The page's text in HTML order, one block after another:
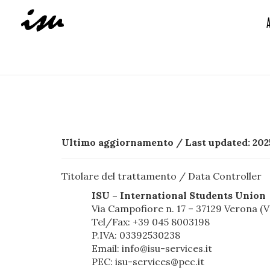
Ultimo aggiornamento / Last updated:
Titolare del trattamento / Data Controller
ISU – International Students Union
Via Campofiore n. 17 – 37129 Verona
Tel/Fax: +39 045 8003198
P.IVA: 03392530238
Email: info@isu-services.it
PEC: isu-services@pec.it